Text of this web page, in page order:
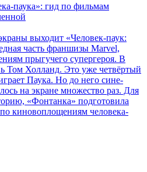
паука»: гид по фильмам
выходит «Человек-паук:
часть франшизы Marvel,
прыгучего супергероя. В
Том Холланд. Это уже четвёртый
Паука. Но до него сине-
на экране множество раз. Для
«Фонтанка» подготовила
киновоплощениям человека-